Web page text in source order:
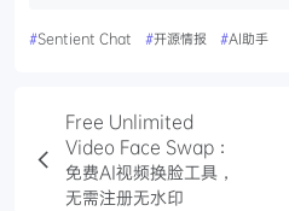
#Sentient Chat #开源情报 #AI助手
Free Unlimited
Video Face Swap：
免费AI视频换脸工具，
无需注册无水印